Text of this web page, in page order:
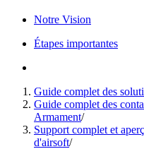
Notre Vision
Étapes importantes
Guide complet des
Guide complet des
Armament/
Support complet et
d'airsoft/